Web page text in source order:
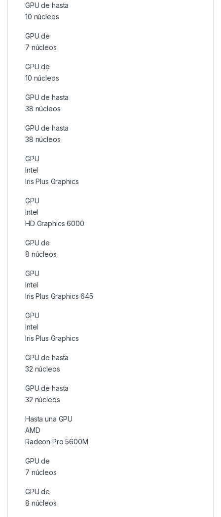
GPU de hasta
10 núcleos
GPU de
7 núcleos
GPU de
10 núcleos
GPU de hasta
38 núcleos
GPU de hasta
38 núcleos
GPU
Intel
Iris Plus Graphics
GPU
Intel
HD Graphics 6000
GPU de
8 núcleos
GPU
Intel
Iris Plus Graphics 645
GPU
Intel
Iris Plus Graphics
GPU de hasta
32 núcleos
GPU de hasta
32 núcleos
Hasta una GPU
AMD
Radeon Pro 5600M
GPU de
7 núcleos
GPU de
8 núcleos